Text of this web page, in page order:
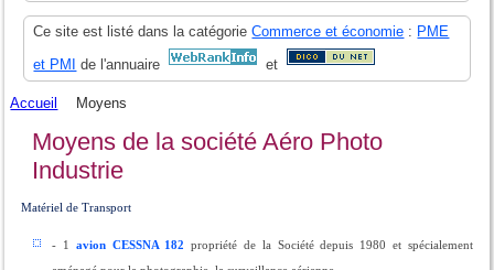
Ce site est listé dans la catégorieCommerce et économie : PME
et PMI
de l'annuaire et
Accueil Moyens
Moyens de la société Aéro Photo
Industrie
Matériel de Transport
- 1 avion CESSNA 182 propriété de la Société depuis 1980 et spécialement